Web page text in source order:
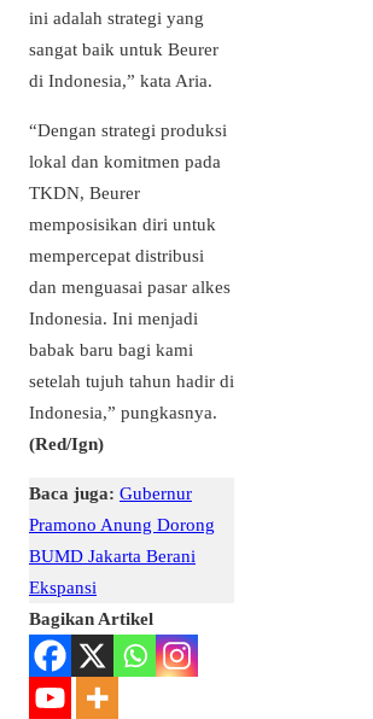
ini adalah strategi yang
sangat baik untuk Beurer
di Indonesia,” kata Aria.
“Dengan strategi produksi
lokal dan komitmen pada
TKDN, Beurer
memposisikan diri untuk
mempercepat distribusi
dan menguasai pasar alkes
Indonesia. Ini menjadi
babak baru bagi kami
setelah tujuh tahun hadir di
Indonesia,” pungkasnya.
(Red/Ign)
Baca juga: Gubernur
Pramono Anung Dorong
BUMD Jakarta Berani
Ekspansi
Bagikan Artikel